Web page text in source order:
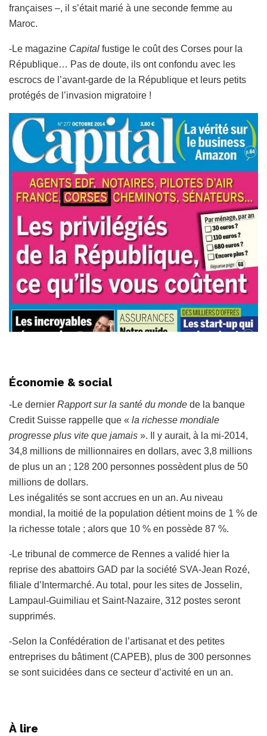
françaises –, il s’était marié à une seconde femme au
Maroc.
-Le magazine Capital fustige le coût des Corses pour la
République… Pas de doute, ils ont confondu avec les
escrocs de l’avant-garde de la République et leurs petits
protégés de l’invasion migratoire !
Économie & social
-Le dernier Rapport sur la santé du monde de la banque
Credit Suisse rappelle que « la richesse mondiale
progresse plus vite que jamais ». Il y aurait, à la mi-2014,
34,8 millions de millionnaires en dollars, avec 3,8 millions
de plus un an ; 128 200 personnes possèdent plus de 50
millions de dollars.
Les inégalités se sont accrues en un an. Au niveau
mondial, la moitié de la population détient moins de 1 % de
la richesse totale ; alors que 10 % en possède 87 %.
-Le tribunal de commerce de Rennes a validé hier la
reprise des abattoirs GAD par la société SVA-Jean Rozé,
filiale d’Intermarché. Au total, pour les sites de Josselin,
Lampaul-Guimiliau et Saint-Nazaire, 312 postes seront
supprimés.
-Selon la Confédération de l’artisanat et des petites
entreprises du bâtiment (CAPEB), plus de 300 personnes
se sont suicidées dans ce secteur d’activité en un an.
À lire